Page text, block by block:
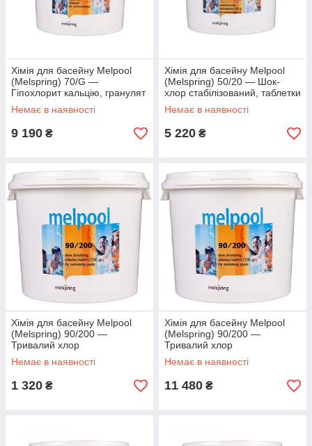
Хімія для басейну Melpool
(Melspring) 70/G —
Гіпохлорит кальцію, гранулят
45 кг
Немає в наявності
9 190 ₴
Хімія для басейну Melpool
(Melspring) 50/20 — Шок-
хлор стабілізований, таблетки
по 20 г 25 кг
Немає в наявності
5 220 ₴
Хімія для басейну Melpool
(Melspring) 90/200 —
Тривалий хлор
стабілізований, таблетки по
200 г 5 кг
Немає в наявності
1 320 ₴
Хімія для басейну Melpool
(Melspring) 90/200 —
Тривалий хлор
стабілізований, таблетки по
200 г 50 кг
Немає в наявності
11 480 ₴